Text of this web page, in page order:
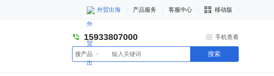
外贸出海 产品服务 客服中心 移动版
15933807000 手机查看
搜产品 搜索